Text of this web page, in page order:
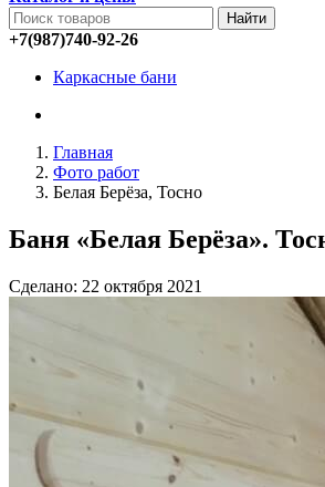
+7(987)740-92-26
Каркасные бани
Главная
Фото работ
Белая Берёза, Тосно
Баня «Белая Берёза».
Сделано: 22 октября 2021